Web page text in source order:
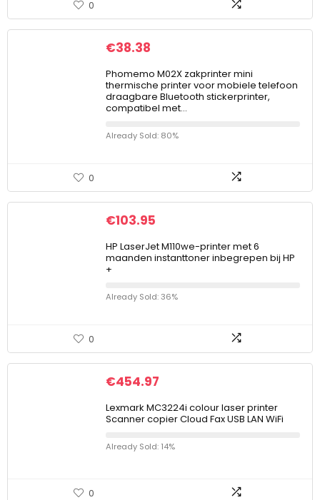
0
€38.38
Phomemo M02X zakprinter mini
thermische printer voor mobiele telefoon
draagbare Bluetooth stickerprinter,
compatibel met…
Already Sold: 80%
0
€103.95
HP LaserJet M110we-printer met 6
maanden instanttoner inbegrepen bij HP
+
Already Sold: 36%
0
€454.97
Lexmark MC3224i colour laser printer
Scanner copier Cloud Fax USB LAN WiFi
Already Sold: 14%
0